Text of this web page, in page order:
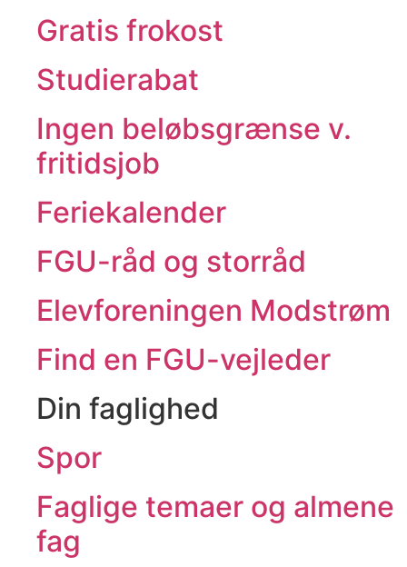
Gratis frokost
Studierabat
Ingen beløbsgrænse v.
fritidsjob
Feriekalender
FGU-råd og storråd
Elevforeningen Modstrøm
Find en FGU-vejleder
Din faglighed
Spor
Faglige temaer og almene
fag